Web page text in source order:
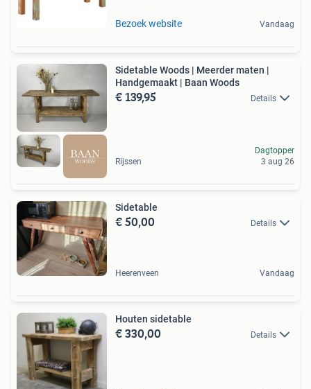
Bezoek website Vandaag
Sidetable Woods | Meerder maten |
Handgemaakt | Baan Woods
€ 139,95 Details
Rijssen
Dagtopper
3 aug 26
Sidetable
€ 50,00 Details
Heerenveen Vandaag
Houten sidetable
€ 330,00 Details